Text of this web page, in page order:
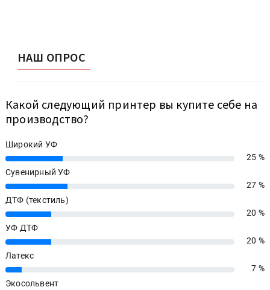
НАШ ОПРОС
Какой следующий принтер вы купите себе на
производство?
Широкий УФ
25%
25 %
Сувенирный УФ
27%
27 %
ДТФ (текстиль)
20%
20 %
УФ ДТФ
20%
20 %
Латекс
7%
7 %
Экосольвент